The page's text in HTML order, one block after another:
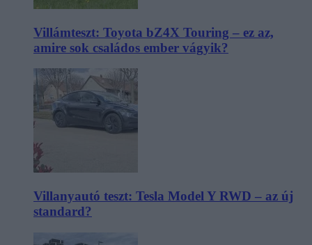
Villámteszt: Toyota bZ4X Touring – ez az,
amire sok családos ember vágyik?
Villanyautó teszt: Tesla Model Y RWD – az új
standard?